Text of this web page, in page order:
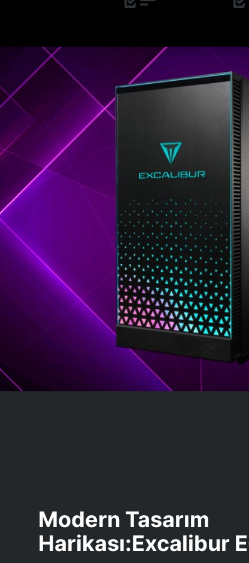
Modern Tasarım
Harikası:Excalibur